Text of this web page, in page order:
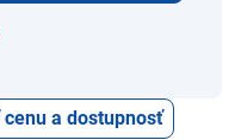
a dostupnosť